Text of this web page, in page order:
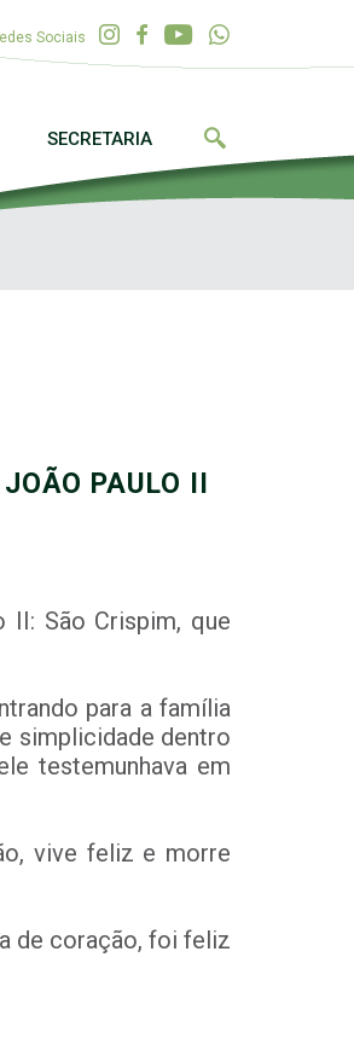
Sociais
SECRETARIA
PAULO II
São Crispim, que
para a família
simplicidade dentro
testemunhava em
vive feliz e morre
de coração, foi feliz